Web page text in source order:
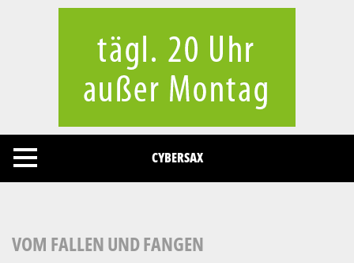
CYBERSAX
VOM FALLEN UND FANGEN
Cookies management panel